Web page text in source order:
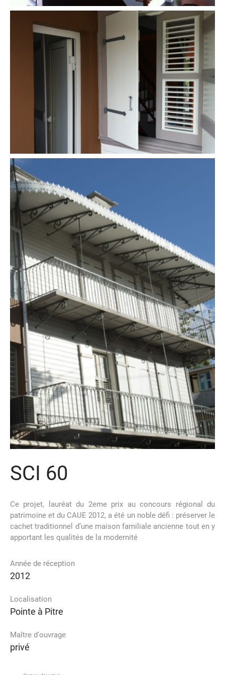
SCI 60
Ce projet, lauréat du 2eme prix au concours régional du
patrimoine et du CAUE 2012, a été un noble défi : préserver le
cachet traditionnel d’une maison familiale ancienne tout en y
apportant les qualités de la modernité
Année de réception
2012
Localisation
Pointe à Pitre
Maître d'ouvrage
privé